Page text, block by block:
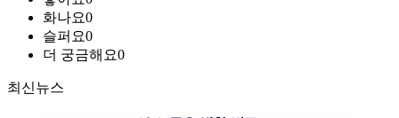
화나요0
슬퍼요0
더 궁금해요0
최신뉴스